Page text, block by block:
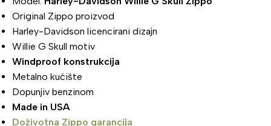
Original Zippo proizvod
Harley-Davidson licencirani dizajn
Willie G Skull motiv
Windproof konstrukcija
Metalno kućište
Dopunjiv benzinom
Made in USA
Doživotna Zippo garancija